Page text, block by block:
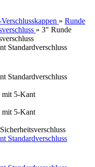
» Runde
» 3" Runde